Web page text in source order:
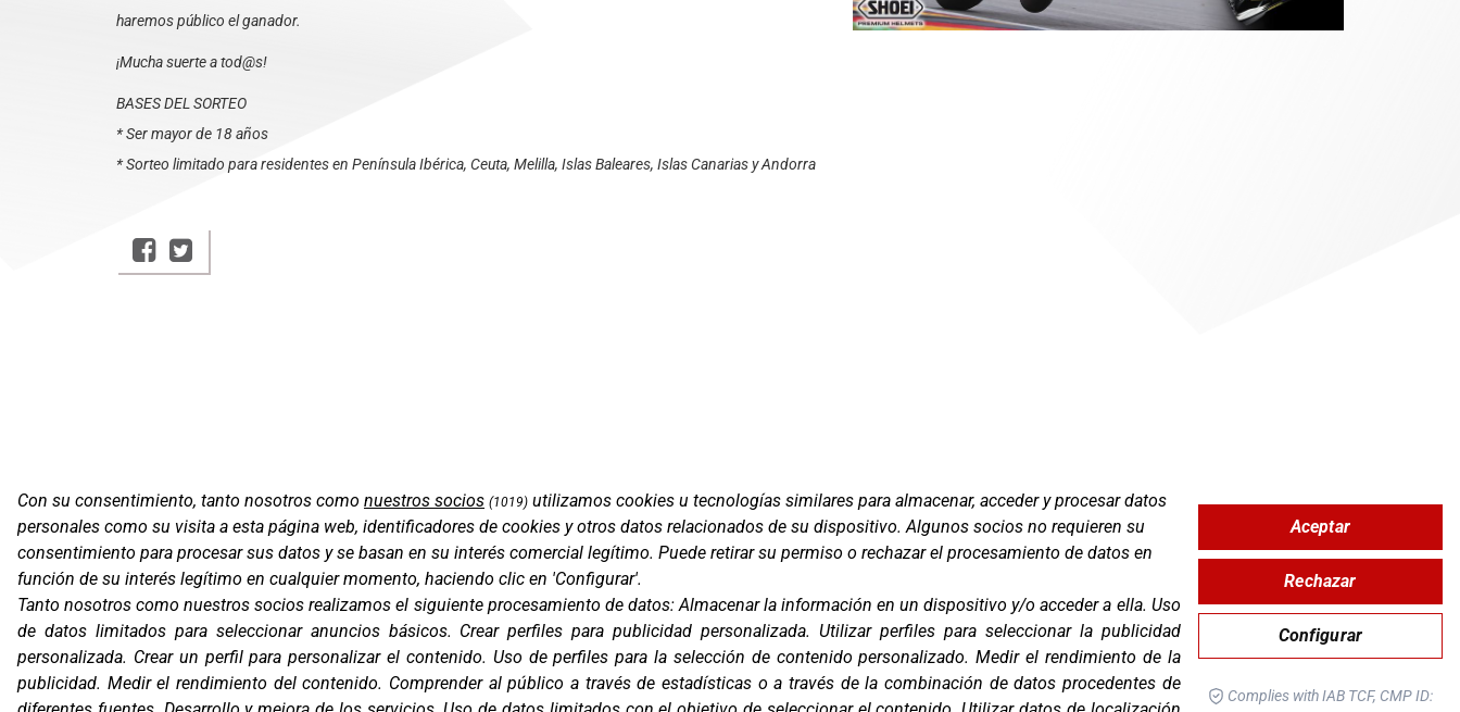
haremos público el ganador.
¡Mucha suerte a tod@s!
BASES DEL SORTEO
* Ser mayor de 18 años
* Sorteo limitado para residentes en Península Ibérica, Ceuta, Melilla, Islas Baleares, Islas Canarias y Andorra
Oficinas
Contacto
T. (+34) 93 638 38 60
Email:corver@corver.es
Productos
Blog
Contacto
FAQ
Canal Ético
Zona Clientes
Con su consentimiento, tanto nosotros como nuestros socios (1019) utilizamos cookies u tecnologías similares para almacenar, acceder y procesar datos
personales como su visita a esta página web, identificadores de cookies y otros datos relacionados de su dispositivo. Algunos socios no requieren su
consentimiento para procesar sus datos y se basan en su interés comercial legítimo. Puede retirar su permiso o rechazar el procesamiento de datos en
función de su interés legítimo en cualquier momento, haciendo clic en 'Configurar'.
Tanto nosotros como nuestros socios realizamos el siguiente procesamiento de datos:Almacenar la información en un dispositivo y/o acceder a ella. Uso
de datos limitados para seleccionar anuncios básicos. Crear perfiles para publicidad personalizada.Utilizar perfiles para seleccionar la publicidad
personalizada. Crear un perfil para personalizar el contenido. Uso de perfiles para la selección de contenido personalizado.Medir el rendimiento de la
publicidad. Medir el rendimiento del contenido. Comprender al público a través de estadísticas o a través de la combinación de datos procedentes de
Configurar
Rechazar
Aceptar
Complies with IAB TCF, CMP ID: